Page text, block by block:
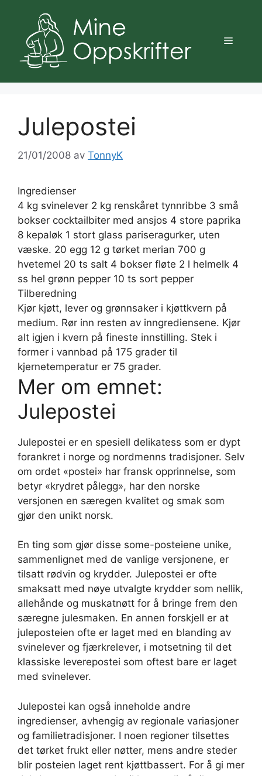
innhold
Meny
Julepostei
21/01/2008 av TonnyK
Ingredienser
4 kg svinelever 2 kg renskåret tynnribbe 3 små
bokser cocktailbiter med ansjos 4 store paprika
8 kepaløk 1 stort glass pariseragurker, uten
væske. 20 egg 12 g tørket merian 700 g
hvetemel 20 ts salt 4 bokser fløte 2 l helmelk 4
ss hel grønn pepper 10 ts sort pepper
Tilberedning
Kjør kjøtt, lever og grønnsaker i kjøttkvern på
medium. Rør inn resten av inngrediensene. Kjør
alt igjen i kvern på fineste innstilling. Stek i
former i vannbad på 175 grader til
kjernetemperatur er 75 grader.
Mer om emnet:
Julepostei
Julepostei er en spesiell delikatess som er dypt
forankret i norge og nordmenns tradisjoner. Selv
om ordet «postei» har fransk opprinnelse, som
betyr «krydret pålegg», har den norske
versjonen en særegen kvalitet og smak som
gjør den unikt norsk.
En ting som gjør disse some-posteiene unike,
sammenlignet med de vanlige versjonene, er
tilsatt rødvin og krydder. Julepostei er ofte
smaksatt med nøye utvalgte krydder som nellik,
allehånde og muskatnøtt for å bringe frem den
særegne julesmaken. En annen forskjell er at
juleposteien ofte er laget med en blanding av
svinelever og fjærkrelever, i motsetning til det
klassiske leverepostei som oftest bare er laget
med svinelever.
Julepostei kan også inneholde andre
ingredienser, avhengig av regionale variasjoner
og familietradisjoner. I noen regioner tilsettes
det tørket frukt eller nøtter, mens andre steder
blir posteien laget rent kjøttbassert. For å gi mer